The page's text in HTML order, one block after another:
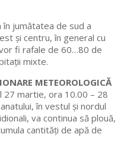
jumătatea de sud a
și centru, în general cu
fi rafale de 60…80 de
mixte.
METEOROLOGICĂ
27 martie, ora 10.00 – 28
în vestul și nordul
va continua să plouă,
cantități de apă de